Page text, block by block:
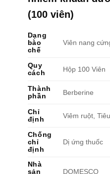
(100 viên)
Dạng
bào
chế
Viên nang
Quy
cách
Hộp 100 Viên
Thành
phần
Berberine
Chỉ
định
Viêm ruột,
Chống
chỉ
định
Dị ứng thuốc
Nhà
sản
DOMESCO